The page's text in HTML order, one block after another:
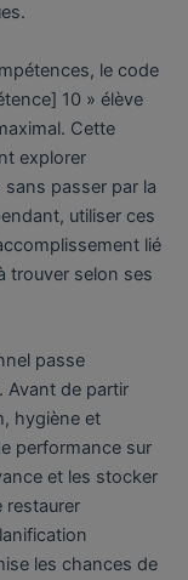
le code
10 » élève
Cette
explorer
passer par la
utiliser ces
lié
trouver selon ses
passe
Avant de partir
hygiène et
performance sur
et les stocker
restaurer
les chances de